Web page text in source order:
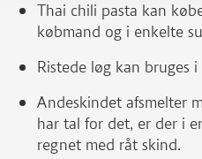
Thai chili pasta kan
købmand og i enkelte
Ristede løg kan bruges
Andeskindet afsmelter
har tal for det, er der i
regnet med råt skind.